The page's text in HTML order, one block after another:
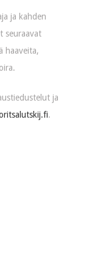
ja kahden
seuraavat
haaveita,
ja
.